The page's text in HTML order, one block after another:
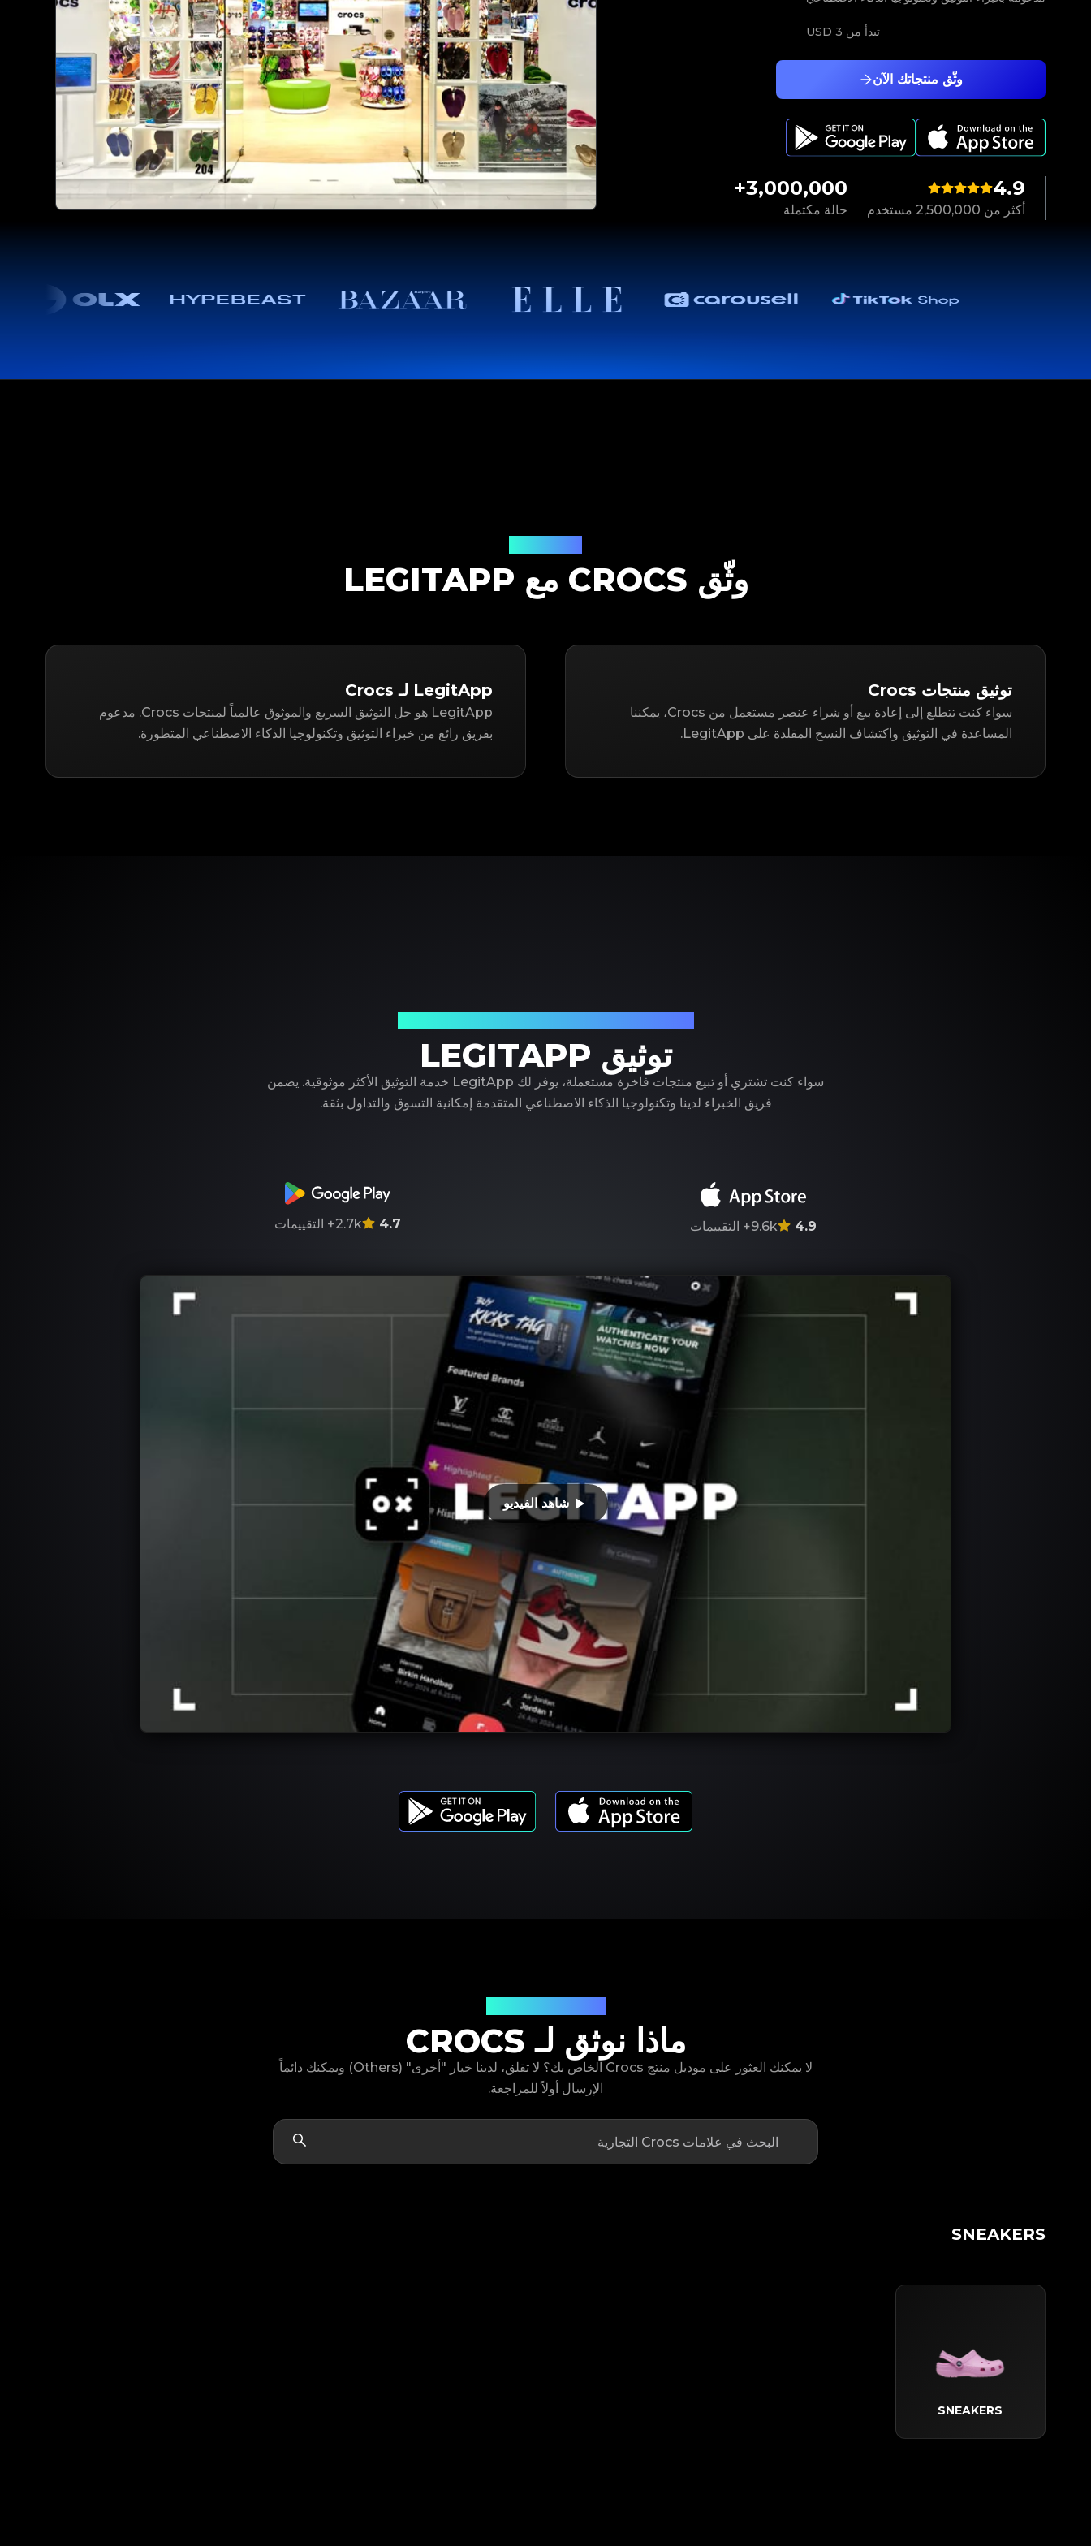
4.9
أكثر من 2,500,000 مستخدم
3,000,000+
حالة مكتملة
وثّق منتجاتك الآن
تبدأ من 3 USD
وثّق CROCS مع LEGITAPP
توثيق منتجات Crocs
سواء كنت تتطلع إلى إعادة بيع أو شراء عنصر مستعمل من Crocs، يمكننا
المساعدة في التوثيق واكتشاف النسخ المقلدة على LegitApp.
LegitApp لـ Crocs
LegitApp هو حل التوثيق السريع والموثوق عالمياً لمنتجات Crocs. مدعوم
بفريق رائع من خبراء التوثيق وتكنولوجيا الذكاء الاصطناعي المتطورة.
توثيق LEGITAPP
سواء كنت تشتري أو تبيع منتجات فاخرة مستعملة، يوفر لك LegitApp خدمة التوثيق الأكثر موثوقية. يضمن
فريق الخبراء لدينا وتكنولوجيا الذكاء الاصطناعي المتقدمة إمكانية التسوق والتداول بثقة.
4.9
9.6k+ التقييمات 4.7
2.7k+ التقييمات
شاهد الفيديو
ماذا نوثق لـ CROCS
لا يمكنك العثور على موديل منتج Crocs الخاص بك؟ لا تقلق، لدينا خيار "أخرى" (Others) ويمكنك دائماً
الإرسال أولاً للمراجعة.
SNEAKERS
SNEAKERS